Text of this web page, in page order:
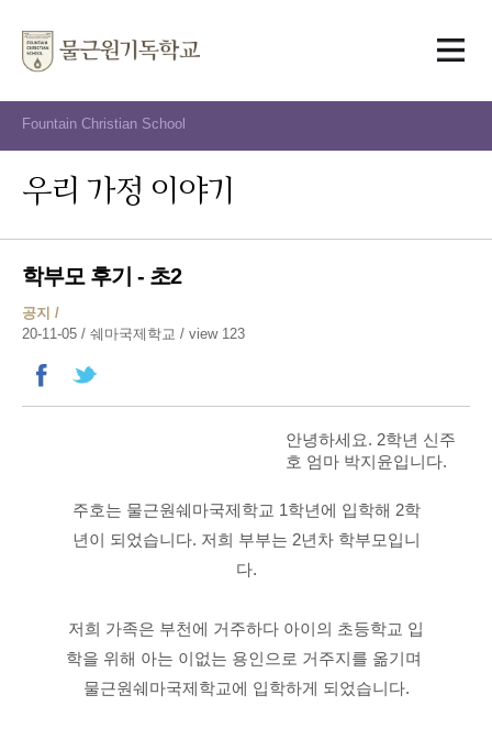
Fountain Christian School
우리 가정 이야기
학부모 후기 - 초2
공지 /
20-11-05 / 쉐마국제학교 / view 123
안녕하세요. 2학년 신주
호 엄마 박지윤입니다.
주호는 물근원쉐마국제학교 1학년에 입학해 2학
년이 되었습니다. 저희 부부는 2년차 학부모입니
다.
저희 가족은 부천에 거주하다 아이의 초등학교 입
학을 위해 아는 이없는 용인으로 거주지를 옮기며
물근원쉐마국제학교에 입학하게 되었습니다.